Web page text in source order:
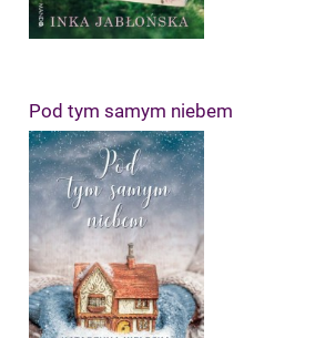
Pod tym samym niebem